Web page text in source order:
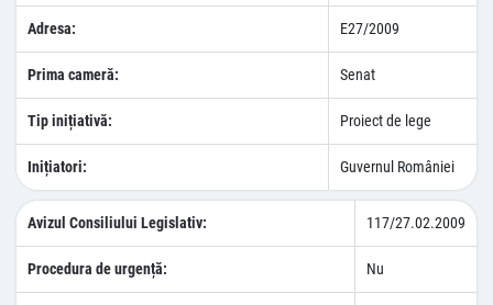
Adresa: E27/2009
Prima cameră: Senat
Tip inițiativă: Proiect de lege
Inițiatori: Guvernul României
Avizul Consiliului Legislativ: 117/27.02.2009
Procedura de urgență: Nu